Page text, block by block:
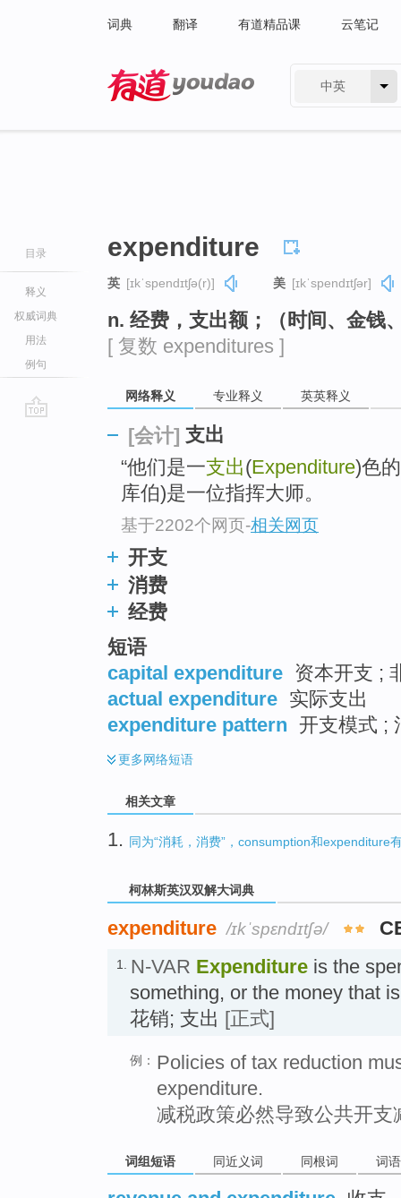
词典 翻译 有道精品课 云笔记
中英
目录
释义
权威词典
用法
例句
expenditure
英 [ɪkˈspendɪtʃə(r)] 美 [ɪkˈspendɪtʃər]
n. 经费，支出额；（时间、金钱
[ 复数 expenditures ]
网络释义 专业释义 英英释义
[会计] 支出
“他们是一支出(Expenditure)色
库伯)是一位指挥大师。
基于2202个网页-相关网页
开支
消费
经费
短语
capital expenditure 资本开支 ;
actual expenditure 实际支出
expenditure pattern 开支模式 ;
更多网络短语
相关文章
1. 同为“消耗，消费”，consumption和expenditure
柯林斯英汉双解大词典
expenditure /ɪkˈspɛndɪtʃə/
1. N-VAR Expenditure is the
something, or the money that
花销; 支出 [正式]
例： Policies of tax reduction
expenditure.
减税政策必然导致公共开支
词组短语 同近义词 同根词 词